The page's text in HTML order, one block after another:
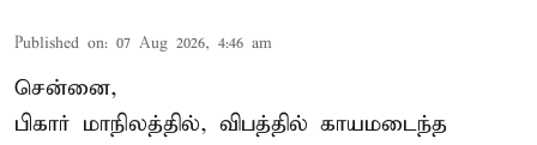
Published on: 07 Aug 2026, 4:46 am
சென்னை,
பிகார் மாநிலத்தில், விபத்தில் காயமடைந்த